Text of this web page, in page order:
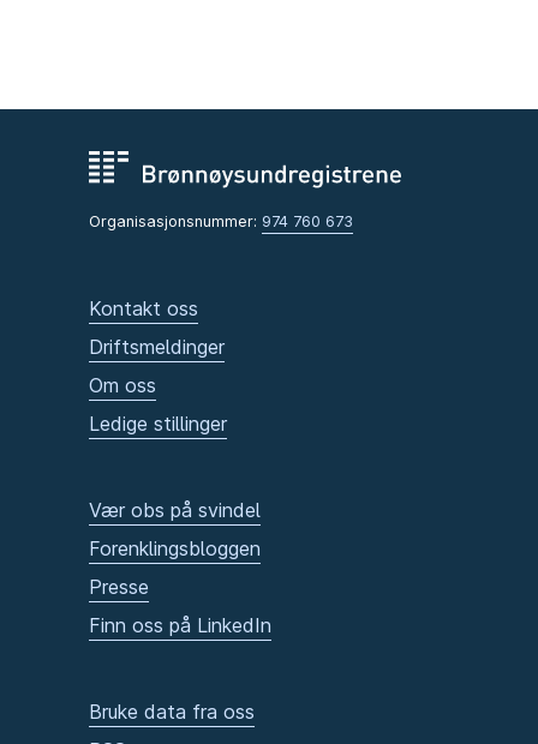
Organisasjonsnummer: 974 760 673
Kontakt oss
Driftsmeldinger
Om oss
Ledige stillinger
Vær obs på svindel
Forenklingsbloggen
Presse
Finn oss på LinkedIn
Bruke data fra oss